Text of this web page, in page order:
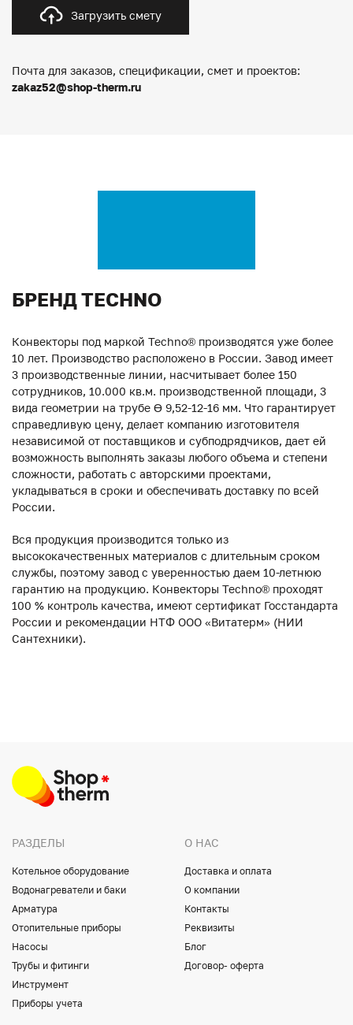
Загрузить смету
Почта для заказов, спецификации, смет и проектов:
zakaz52@shop-therm.ru
БРЕНД TECHNO
Конвекторы под маркой Techno® производятся уже более
10 лет. Производство расположено в России. Завод имеет
3 производственные линии, насчитывает более 150
сотрудников, 10.000 кв.м. производственной площади, 3
вида геометрии на трубе ϴ 9,52-12-16 мм. Что гарантирует
справедливую цену, делает компанию изготовителя
независимой от поставщиков и субподрядчиков, дает ей
возможность выполнять заказы любого объема и степени
сложности, работать с авторскими проектами,
укладываться в сроки и обеспечивать доставку по всей
России.
Вся продукция производится только из
высококачественных материалов с длительным сроком
службы, поэтому завод с уверенностью даем 10-летнюю
гарантию на продукцию. Конвекторы Techno® проходят
100 % контроль качества, имеют сертификат Госстандарта
России и рекомендации НТФ ООО «Витатерм» (НИИ
Сантехники).
РАЗДЕЛЫ
Котельное оборудование
Водонагреватели и баки
Арматура
Отопительные приборы
Насосы
Трубы и фитинги
Инструмент
Приборы учета
О НАС
Доставка и оплата
О компании
Контакты
Реквизиты
Блог
Договор- оферта